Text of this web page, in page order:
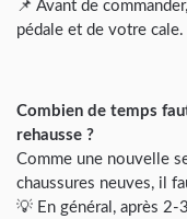
📌 Avant de
pédale et de votre cale.
Combien de temps
rehausse ?
Comme une nouvelle
chaussures neuves, il
💡 En général, après 2-